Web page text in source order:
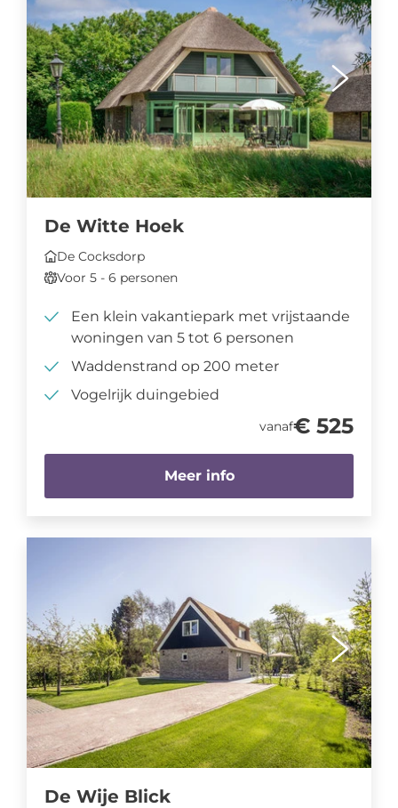
De Witte Hoek
De Cocksdorp
Voor 5 - 6 personen
Een klein vakantiepark met vrijstaande
woningen van 5 tot 6 personen
Waddenstrand op 200 meter
Vogelrijk duingebied
vanaf€ 525
Meer info
De Wije Blick